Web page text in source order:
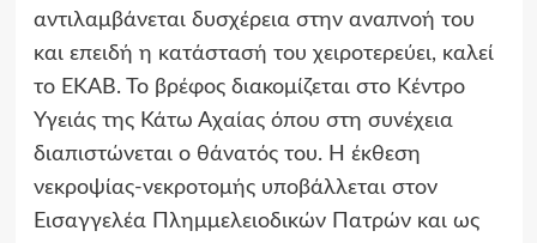
αντιλαμβάνεται δυσχέρεια στην αναπνοή του
και επειδή η κατάστασή του χειροτερεύει, καλεί
το ΕΚΑΒ. Το βρέφος διακομίζεται στο Κέντρο
Υγειάς της Κάτω Αχαίας όπου στη συνέχεια
διαπιστώνεται ο θάνατός του. Η έκθεση
νεκροψίας-νεκροτομής υποβάλλεται στον
Εισαγγελέα Πλημμελειοδικών Πατρών και ως